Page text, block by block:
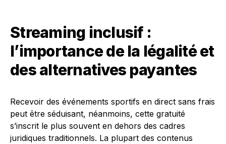
Streaming inclusif :
l’importance de la légalité et
des alternatives payantes
Recevoir des événements sportifs en direct sans frais
peut être séduisant, néanmoins, cette gratuité
s’inscrit le plus souvent en dehors des cadres
juridiques traditionnels. La plupart des contenus